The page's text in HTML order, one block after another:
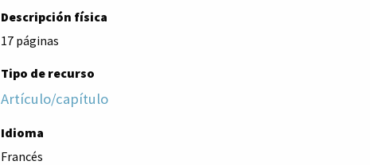
Descripción física
17 páginas
Tipo de recurso
Artículo/capítulo
Idioma
Francés